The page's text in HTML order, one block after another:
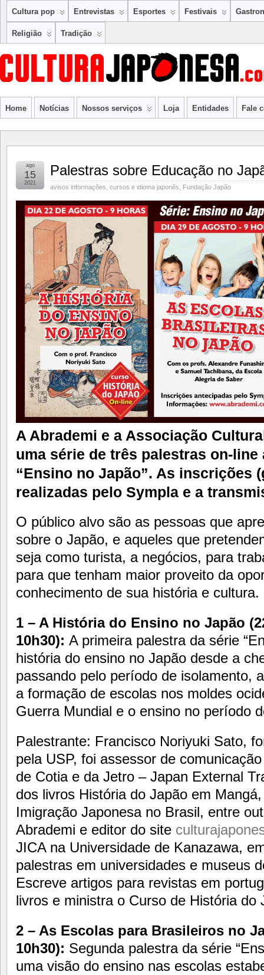
Cultura pop Entrevistas Esportes Festivais
Religião Tradição
Home Notícias Nossos serviços Loja Entidades Fale
Palestras sobre Educação no
avisos informações cursos e idioma japonês Fundação Japão
ago
15
2021
A Abrademi e a Associação
uma série de três palestras on-line
“Ensino no Japão”. As inscrições
realizadas pelo Sympla e a
O público alvo são as pessoas que
sobre o Japão, e aqueles que
seja como turista, a negócios, para
para que tenham maior proveito da
conhecimento de sua história e cultura.
1 – A História do Ensino no Japão
10h30): A primeira palestra da série
história do ensino no Japão desde a
passando pelo período de isolamento,
a formação de escolas nos moldes
Guerra Mundial e o ensino no período
Palestrante: Francisco Noriyuki Sato,
pela USP, foi assessor de
de Cotia e da Jetro – Japan External
dos livros História do Japão em
Imigração Japonesa no Brasil, entre
Abrademi e editor do site
JICA na Universidade de Kanazawa,
palestras em universidades e museus
Escreve artigos para revistas em
livros e ministra o Curso de História do
2 – As Escolas para Brasileiros no
10h30): Segunda palestra da série
uma visão do ensino nas escolas